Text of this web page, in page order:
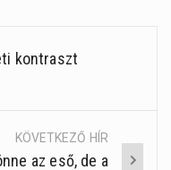
kontraszt
KÖVETKEZŐ HÍR
az eső, de a